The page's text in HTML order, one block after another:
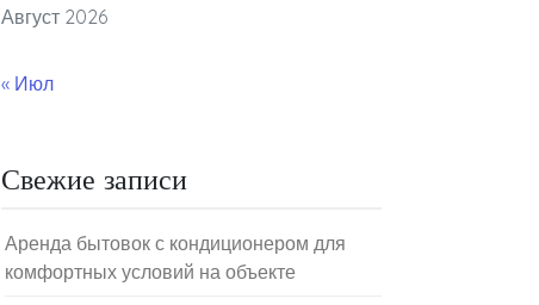
Август 2026
« Июл
Свежие записи
Аренда бытовок с кондиционером для
комфортных условий на объекте